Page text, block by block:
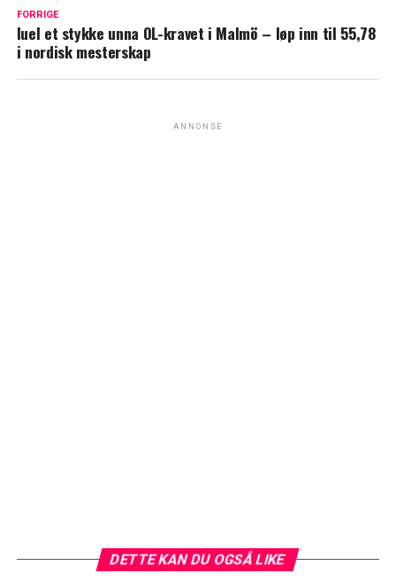
FORRIGE
Iuel et stykke unna OL-kravet i Malmö – løp inn til 55,78
i nordisk mesterskap
ANNONSE
DETTE KAN DU OGSÅ LIKE